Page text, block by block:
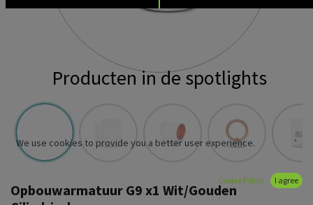
Opbouwarmatuur G9 x1 Wit/Gouden
Producten in de spotlights
We use cookies to provide you a better user experience.
Cookie Policy I agree